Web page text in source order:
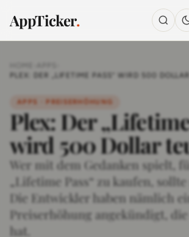
AppTicker.
PLEX: DER „LIFETIME PASS“ WIRD 500
APPS · PREISERHÖHUNG
Plex: Der
wird 500 Dollar
Wer mit dem Gedanken spielt,
„Lifetime Pass“ zu kaufen,
Die Entwickler haben nämlich
Preiserhöhung angekündigt,
hat.